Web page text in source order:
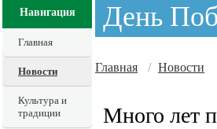
Навигация
Главная
Новости
Культура и
традиции
День
Главная / Новости
Много лет